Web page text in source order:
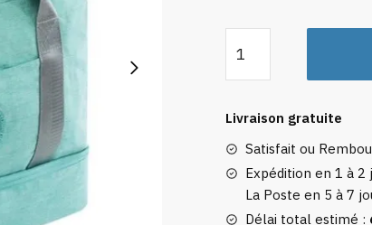
de
Sac
Voyage
avec
Compartiment
Chaussures
Happy
Livraison gratuite
Satisfait ou
Expédition en 1 à 2
La Poste en 5 à 7
Délai total estimé :